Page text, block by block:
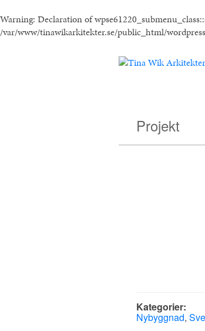
Warning: Declaration of
/var/www/tinawikarkitekter.se/public_html/
Projekt
Kategorier:
Nybyggnad,